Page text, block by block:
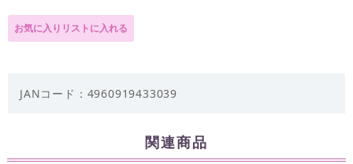
JANコード：4960919433039
関連商品